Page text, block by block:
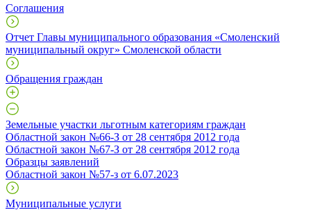
Соглашения
Отчет Главы муниципального образования «Смоленский
муниципальный округ» Смоленской области
Обращения граждан
Земельные участки льготным категориям граждан
Областной закон №66-З от 28 сентября 2012 года
Областной закон №67-З от 28 сентября 2012 года
Образцы заявлений
Областной закон №57-з от 6.07.2023
Муниципальные услуги